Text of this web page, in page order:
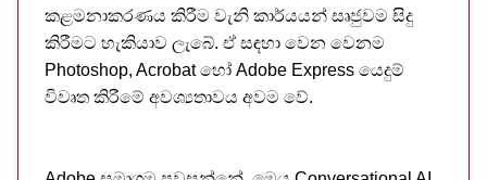
කළමනාකරණය කිරීම වැනි කාර්යයන් සෘජුවම සිදු
කිරීමට හැකියාව ලැබේ. ඒ සඳහා වෙන වෙනම
Photoshop, Acrobat හෝ Adobe Express යෙදුම්
විවෘත කිරීමේ අවශ්‍යතාවය අවම වේ.